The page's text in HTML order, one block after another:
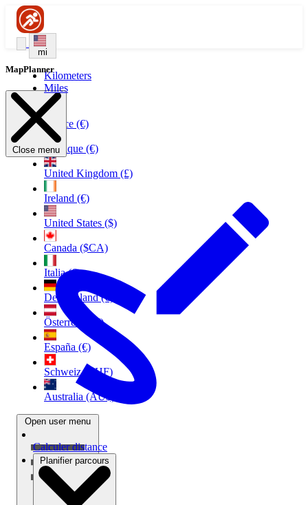
mi
Kilometers
Miles
France (€)
Belgique (€)
United Kingdom (£)
Ireland (€)
United States ($)
Canada ($CA)
Italia (€)
Deutschland (€)
Österreich (€)
España (€)
Schweiz (CHF)
Australia (AU$)
Open user menu
MapPlanner
Close menu
Calculer distance
Planifier parcours